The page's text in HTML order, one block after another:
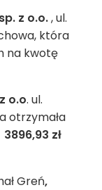
z o.o., ul.
która
na kwotę
o.o. ul.
otrzymała
3896,93 zł
Greń,